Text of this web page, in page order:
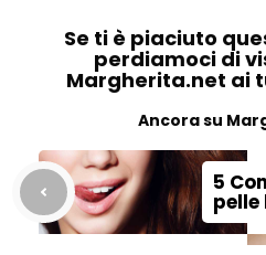
Se ti è piaciuto
perdiamoci di
Margherita.net ai
Ancora su
5
pelle